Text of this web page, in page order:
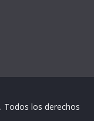
. Todos los derechos